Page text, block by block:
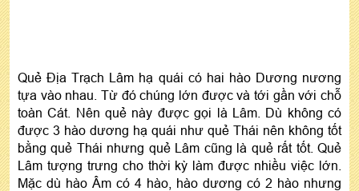
Quẻ Địa Trạch Lâm hạ quái có hai hào Dương nương
tựa vào nhau. Từ đó chúng lớn được và tới gần với chỗ
toàn Cát. Nên quẻ này được gọi là Lâm. Dù không có
được 3 hào dương hạ quái như quẻ Thái nên không tốt
bằng quẻ Thái nhưng quẻ Lâm cũng là quẻ rất tốt. Quẻ
Lâm tượng trưng cho thời kỳ làm được nhiều việc lớn.
Mặc dù hào Âm có 4 hào, hào dương có 2 hào nhưng